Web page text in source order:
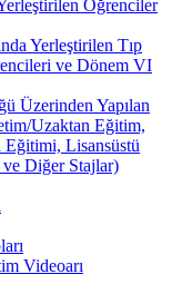
Yerleştirilen Öğrenciler
Yerleştirilen Tıp
ve Dönem VI
Üzerinden Yapılan
Uzaktan Eğitim,
Eğitimi, Lisansüstü
Diğer Stajlar)
Videoarı